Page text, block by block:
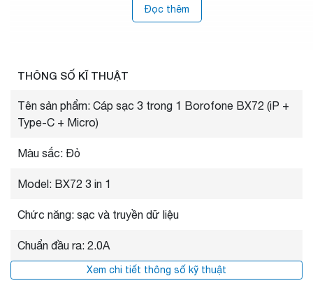
Đọc thêm
THÔNG SỐ KĨ THUẬT
Tên sản phẩm: Cáp sạc 3 trong 1 Borofone BX72 (iP +
Type-C + Micro)
Màu sắc: Đỏ
Model: BX72 3 in 1
Chức năng: sạc và truyền dữ liệu
Chuẩn đầu ra: 2.0A
Xem chi tiết thông số kỹ thuật